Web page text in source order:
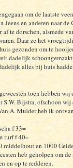
om de laatste
Jeens en anderen naar de
af te dorschen, alsmede
Daar ze het
gezonden om te
dadelijk
alles bij huis
toen hebben wij
S.W. Bijstra, ofschoon wij
A. Mulder heb ik
f 33=
turf f 40=
middelhout en 1000
heb geholpen om de
en op te redderen.